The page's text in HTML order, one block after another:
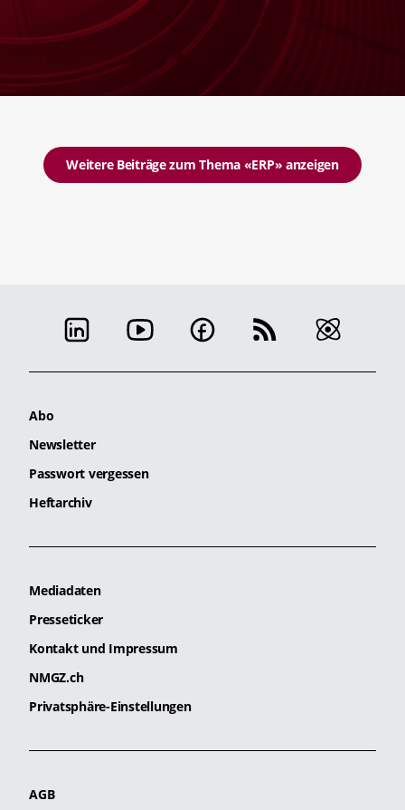
Weitere Beiträge zum Thema «ERP» anzeigen
Abo
Newsletter
Passwort vergessen
Heftarchiv
Mediadaten
Presseticker
Kontakt und Impressum
NMGZ.ch
Privatsphäre-Einstellungen
AGB